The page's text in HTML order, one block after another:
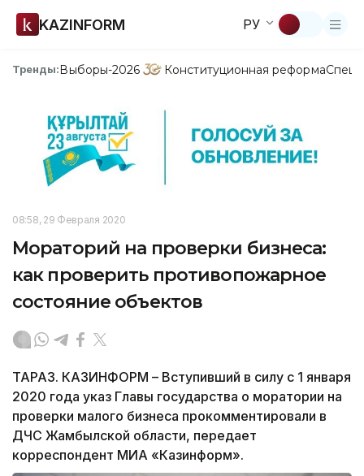
KAZINFORM РУ
Тренды:Выборы-2026 Конституционная реформа
08:58, 29 Февраля 2020
Мораторий на проверки бизнеса:
как проверить противопожарное
состояние объектов
ТАРАЗ. КАЗИНФОРМ – Вступивший в силу с 1 января
2020 года указ Главы государства о моратории на
проверки малого бизнеса прокомментировали в
ДЧС Жамбылской области, передает
корреспондент МИА «Казинформ».